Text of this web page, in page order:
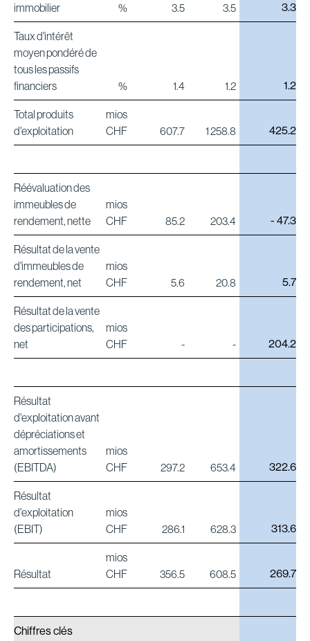
immobilier
% 3.5 3.5 3.3
Taux d'intérêt
moyen pondéré de
tous les passifs
financiers
% 1.4 1.2 1.2
Total produits
d'exploitation
mios
CHF
607.7 1 258.8 425.2
Réévaluation des
immeubles de
rendement, nette
mios
CHF
85.2 203.4 - 47.3
Résultat de la vente
d'immeubles de
rendement, net
mios
CHF
5.6 20.8 5.7
Résultat de la vente
des participations,
net
mios
CHF
- - 204.2
Résultat
d'exploitation avant
dépréciations et
amortissements
(EBITDA)
mios
CHF
297.2 653.4 322.6
Résultat
d'exploitation
(EBIT)
mios
CHF
286.1 628.3 313.6
Résultat
mios
CHF
356.5 608.5 269.7
Chiffres clés